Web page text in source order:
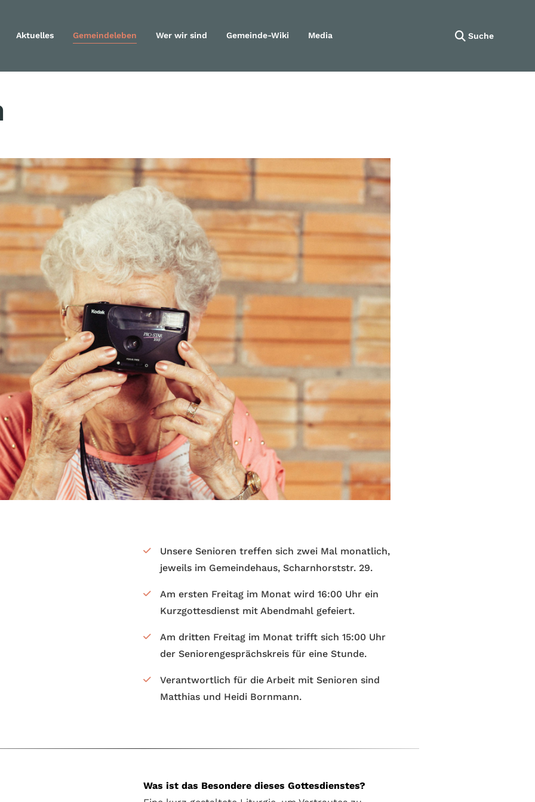
Navigation überspringen
Aktuelles Gemeindeleben Wer wir sind Gemeinde-Wiki Media Suche
Unsere Senioren treffen sich zwei Mal monatlich,
jeweils im Gemeindehaus, Scharnhorststr. 29.
Am ersten Freitag im Monat wird 16:00 Uhr ein
Kurzgottesdienst mit Abendmahl gefeiert.
Am dritten Freitag im Monat trifft sich 15:00 Uhr
der Seniorengesprächskreis für eine Stunde.
Verantwortlich für die Arbeit mit Senioren sind
Matthias und Heidi Bornmann.
Was ist das Besondere dieses Gottesdienstes?